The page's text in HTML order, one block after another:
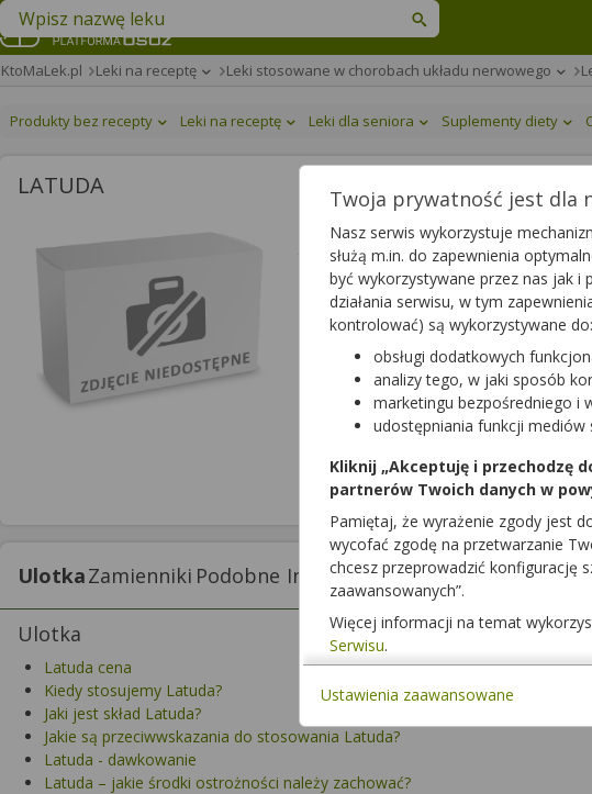
Znajdź lek w swojej okolicy
KtoMaLek.pl Leki na receptę Leki stosowane w chorobach układu nerwowego
Produkty bez recepty Leki na receptę Leki dla seniora Suplementy diety
LATUDA
Latuda
tabletki powlekane |18,5 mg| 28 tabl.
lek na receptę|refundowany|65+|
Wybierz odpłatność
18,5 mg
UlotkaZamienniki Podobne Interakcje z lekami Interakcje z
Ulotka
Latuda cena
Kiedy stosujemy Latuda?
Jaki jest skład Latuda?
Jakie są przeciwwskazania do stosowania Latuda?
Latuda - dawkowanie
Latuda – jakie środki ostrożności należy zachować?
Twoja prywatność jest dla
Nasz serwis wykorzystuje
służą m.in. do zapewnienia
być wykorzystywane przez nas jak i
działania serwisu, w tym
kontrolować) są wykorzystywane do:
obsługi dodatkowych
analizy tego, w jaki sposób
marketingu bezpośredniego i
udostępniania funkcji mediów
Kliknij „Akceptuję i przechodzę
partnerów Twoich danych w
Pamiętaj, że wyrażenie zgody jest
wycofać zgodę na przetwarzanie
chcesz przeprowadzić konfigurację
zaawansowanych”.
Więcej informacji na temat
Serwisu.
Ustawienia zaawansowane